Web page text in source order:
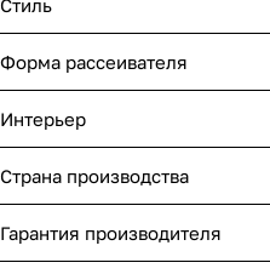
Стиль
Форма рассеивателя
Интерьер
Страна производства
Гарантия производителя